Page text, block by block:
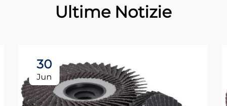
Ultime Notizie
30
Jun